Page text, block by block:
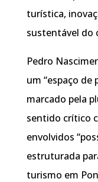
turística,
sustentável do
Pedro
um “espaço
marcado pela
sentido crítico
envolvidos
estruturada
turismo em